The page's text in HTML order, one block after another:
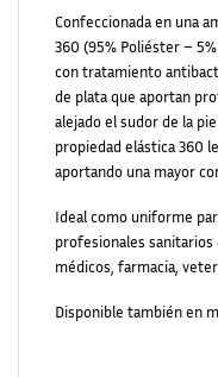
Confeccionada en una
360 (95% Poliéster – 5%
con tratamiento
de plata que aportan
alejado el sudor de la
propiedad elástica 360
aportando una mayor
Ideal como uniforme
profesionales
médicos, farmacia,
Disponible también en